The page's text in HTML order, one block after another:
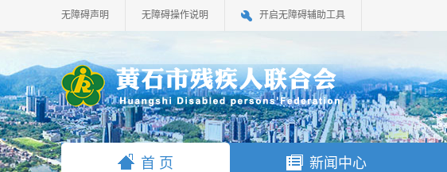
无障碍声明 无障碍操作说明 开启无障碍辅助工具
首 页 新闻中心